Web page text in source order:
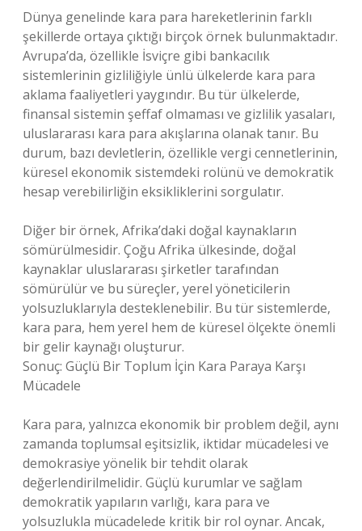
Dünya genelinde kara para hareketlerinin farklı
şekillerde ortaya çıktığı birçok örnek bulunmaktadır.
Avrupa’da, özellikle İsviçre gibi bankacılık
sistemlerinin gizliliğiyle ünlü ülkelerde kara para
aklama faaliyetleri yaygındır. Bu tür ülkelerde,
finansal sistemin şeffaf olmaması ve gizlilik yasaları,
uluslararası kara para akışlarına olanak tanır. Bu
durum, bazı devletlerin, özellikle vergi cennetlerinin,
küresel ekonomik sistemdeki rolünü ve demokratik
hesap verebilirliğin eksikliklerini sorgulatır.
Diğer bir örnek, Afrika’daki doğal kaynakların
sömürülmesidir. Çoğu Afrika ülkesinde, doğal
kaynaklar uluslararası şirketler tarafından
sömürülür ve bu süreçler, yerel yöneticilerin
yolsuzluklarıyla desteklenebilir. Bu tür sistemlerde,
kara para, hem yerel hem de küresel ölçekte önemli
bir gelir kaynağı oluşturur.
Sonuç: Güçlü Bir Toplum İçin Kara Paraya Karşı
Mücadele
Kara para, yalnızca ekonomik bir problem değil, aynı
zamanda toplumsal eşitsizlik, iktidar mücadelesi ve
demokrasiye yönelik bir tehdit olarak
değerlendirilmelidir. Güçlü kurumlar ve sağlam
demokratik yapıların varlığı, kara para ve
yolsuzlukla mücadelede kritik bir rol oynar. Ancak,